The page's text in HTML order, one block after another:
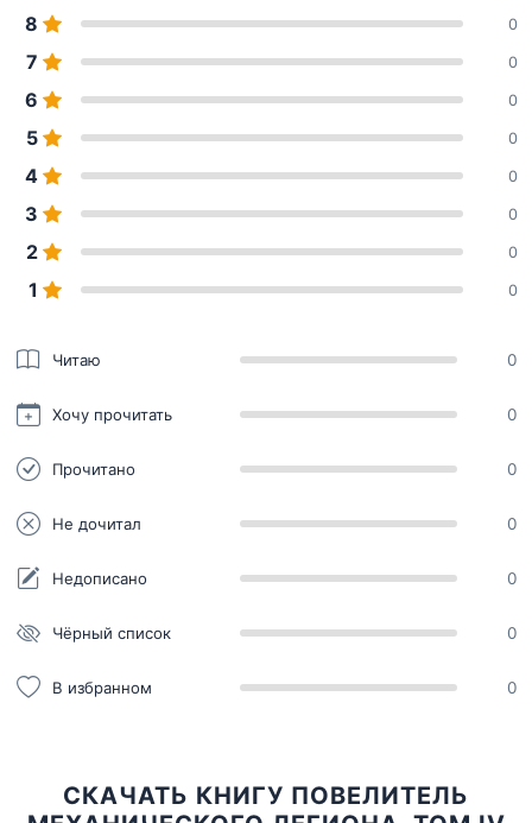
8 0
7 0
6 0
5 0
4 0
3 0
2 0
1 0
Читаю 0
Хочу прочитать 0
Прочитано 0
Не дочитал 0
Недописано 0
Чёрный список 0
В избранном 0
СКАЧАТЬ КНИГУ ПОВЕЛИТЕЛЬ